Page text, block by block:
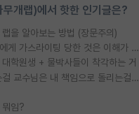
무개랩)에서 핫한 인기글은?
을 알아보는 방법 (장문주의)
대학원생들 교수에게 가스라이팅 당한 것은 이해가 갑니다. 안타깝네요.
학원생 + 물박사들이 착각하는 거
왜 후배가 못하는걸 교수님은 내 책임으로 돌리는걸까요?
뭐임?